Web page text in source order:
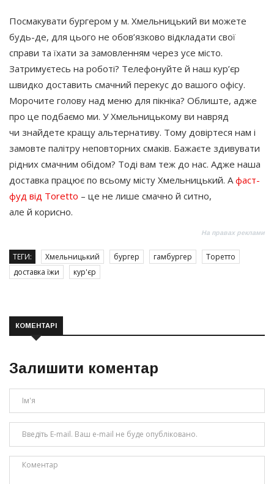
Посмакувати бургером у м. Хмельницький ви можете
будь-де, для цього не обов’язково відкладати свої
справи та їхати за замовленням через усе місто.
Затримуєтесь на роботі? Телефонуйте й наш кур’єр
швидко доставить смачний перекус до вашого офісу.
Морочите голову над меню для пікніка? Облиште, адже
про це подбаємо ми. У Хмельницькому ви навряд
чи знайдете кращу альтернативу. Тому довіртеся нам і
замовте палітру неповторних смаків. Бажаєте здивувати
рідних смачним обідом? Тоді вам теж до нас. Адже наша
доставка працює по всьому місту Хмельницький. А фаст-
фуд від Toretto – це не лише смачно й ситно,
але й корисно.
На правах реклами
ТЕГИ: Хмельницький бургер гамбургер
Торетто
доставка їжи
кур'єр
КОМЕНТАРІ
Залишити коментар